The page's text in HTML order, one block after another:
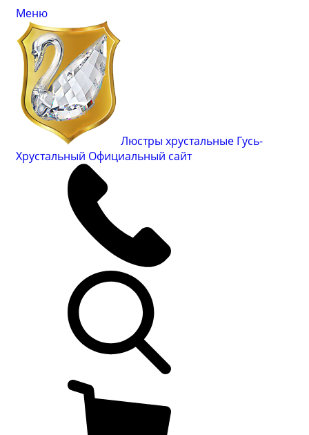
Меню
Люстры хрустальные Гусь-
Хрустальный Официальный сайт